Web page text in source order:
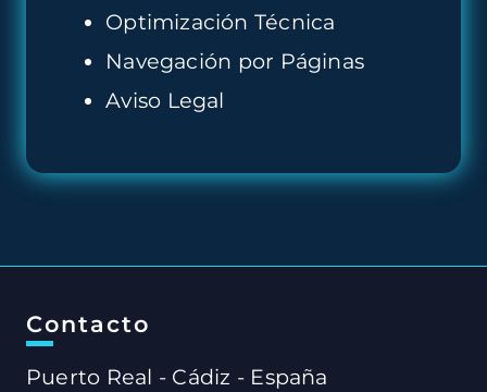
Optimización Técnica
Navegación por Páginas
Aviso Legal
Contacto
Puerto Real - Cádiz - España